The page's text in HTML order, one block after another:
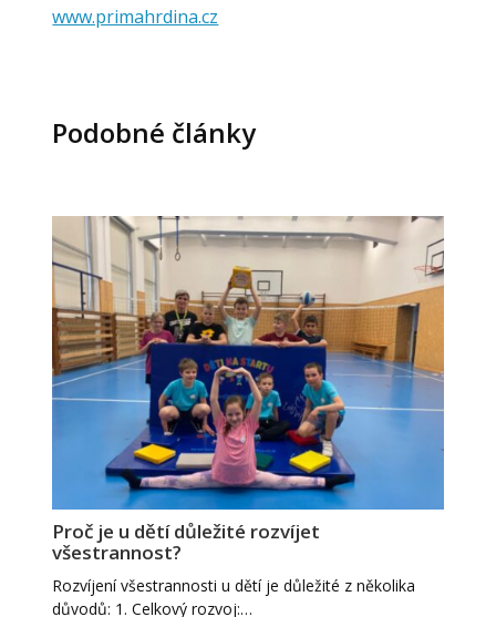
www.primahrdina.cz
Podobné články
Proč je u dětí důležité rozvíjet
všestrannost?
Rozvíjení všestrannosti u dětí je důležité z několika
důvodů: 1. Celkový rozvoj:…